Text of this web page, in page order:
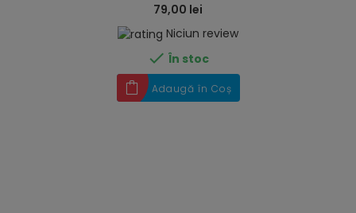
79,00 lei
Niciun review
 În stoc
Adaugă în Coș